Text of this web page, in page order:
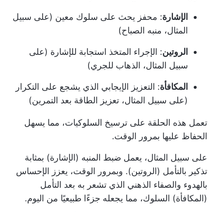
الإشارة: محفز يحث على سلوك معين (على سبيل
المثال، منبه الصباح)
الروتين: الإجراء المتخذ استجابة للإشارة (على
سبيل المثال، الذهاب للجري)
المكافأة: التعزيز الإيجابي الذي يشجع على التكرار
(على سبيل المثال، تعزيز الطاقة بعد التمرين)
تعمل هذه الحلقة على ترسيخ السلوكيات، مما يسهل
الحفاظ عليها بمرور الوقت.
على سبيل المثال، يعمل ضبط المنبه (الإشارة) بمثابة
تذكير بالتأمل (الروتين). وبمرور الوقت، يعزز الإحساس
بالهدوء والصفاء الذهني الذي تشعر به بعد التأمل
(المكافأة) السلوك، مما يجعله جزءًا طبيعيًا من اليوم.